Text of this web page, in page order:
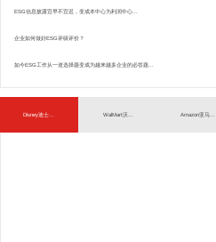
ESG信息披露宜早不宜迟，变成本中心为利润中心...
企业如何做好ESG评级评价？
如今ESG工作从一道选择题变成为越来越多企业的必答题...
Disney迪士... WalMart沃... Amazon亚马...